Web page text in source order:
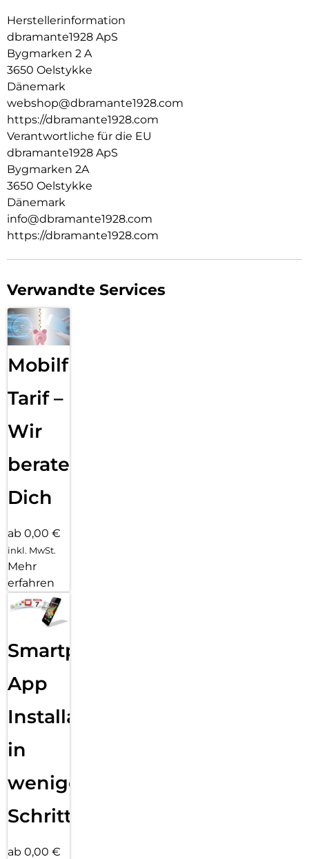
Herstellerinformation
dbramante1928 ApS
Bygmarken 2 A
3650 Oelstykke
Dänemark
webshop@dbramante1928.com
https://dbramante1928.com
Verantwortliche für die EU
dbramante1928 ApS
Bygmarken 2A
3650 Oelstykke
Dänemark
info@dbramante1928.com
https://dbramante1928.com
Verwandte Services
Mobilfunk
Tarif –
Wir
beraten
Dich
ab 0,00 €
inkl. MwSt.
Mehr
erfahren
Smartphone
App
Installation
in
wenigen
Schritten
ab 0,00 €